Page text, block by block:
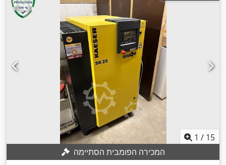
1 / 15
המכירה הפומבית הסתיימה